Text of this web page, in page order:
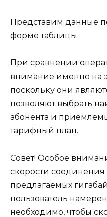
Представим данные
форме таблицы.
При сравнении
внимание именно на
поскольку они
позволяют выбрать
абонента и
тарифный план.
Совет! Особое
скорости соединения
предлагаемых
пользователь
необходимо, чтобы